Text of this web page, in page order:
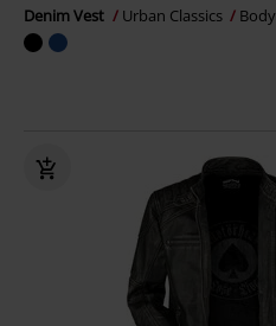
Denim Vest Urban Classics